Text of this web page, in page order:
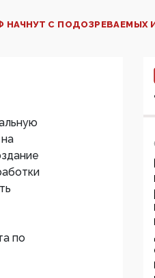
С ПОДОЗРЕВАЕМЫХ
по